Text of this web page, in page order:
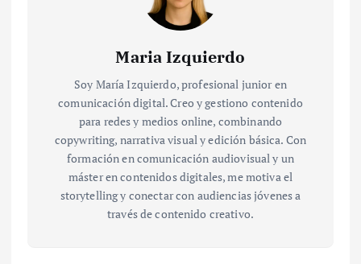
Maria Izquierdo
Soy María Izquierdo, profesional junior en
comunicación digital. Creo y gestiono contenido
para redes y medios online, combinando
copywriting, narrativa visual y edición básica. Con
formación en comunicación audiovisual y un
máster en contenidos digitales, me motiva el
storytelling y conectar con audiencias jóvenes a
través de contenido creativo.